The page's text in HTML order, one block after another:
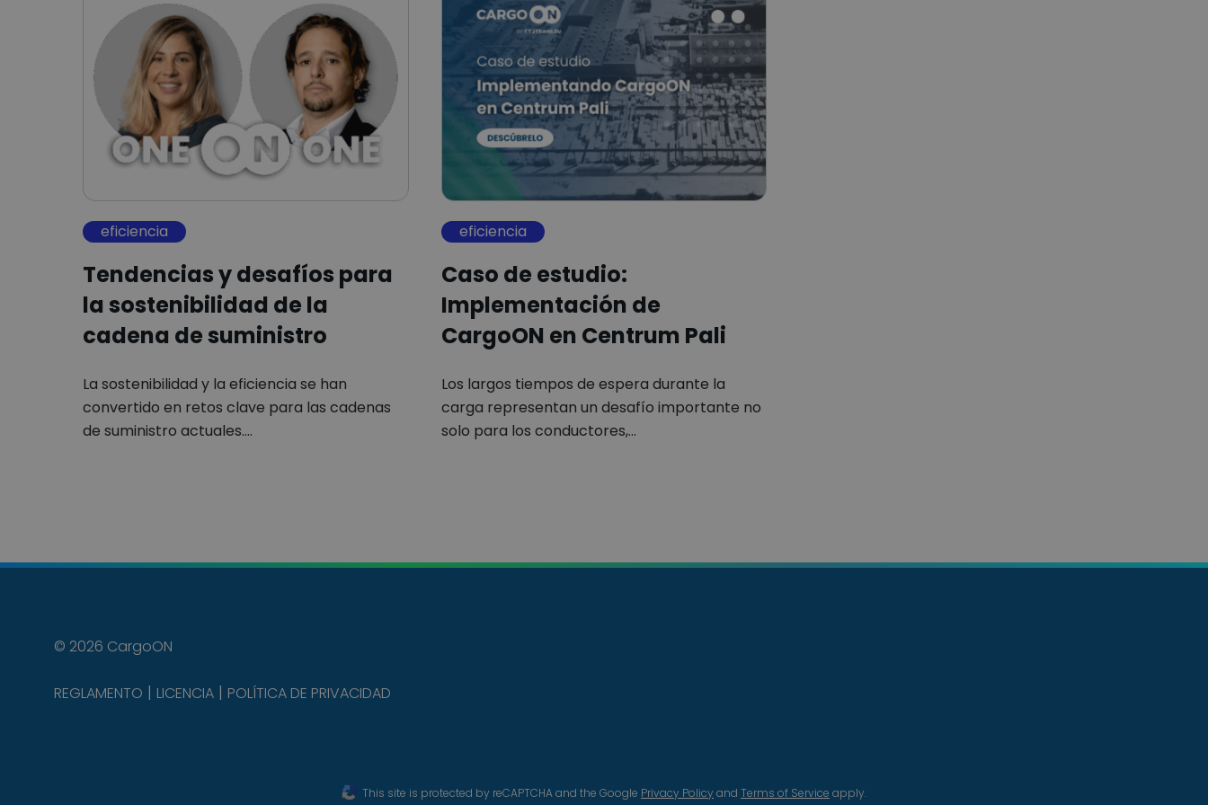
eficiencia
Tendencias y desafíos para
la sostenibilidad de la
cadena de suministro
La sostenibilidad y la eficiencia se han
convertido en retos clave para las cadenas
de suministro actuales.…
eficiencia
Caso de estudio:
Implementación de
CargoON en Centrum Pali
Los largos tiempos de espera durante la
carga representan un desafío importante no
solo para los conductores,…
© 2026 CargoON
REGLAMENTO LICENCIA POLÍTICA DE PRIVACIDAD
This site is protected by reCAPTCHA and the Google Privacy Policy and Terms of Service apply.